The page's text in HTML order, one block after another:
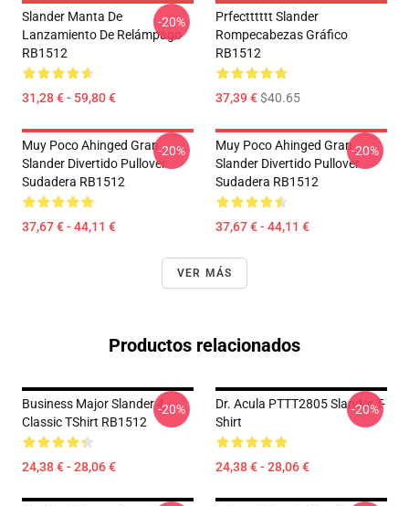
Slander Manta De
Lanzamiento De Relámpago
RB1512
31,28 € - 59,80 €
-20%
Prfectttttt Slander
Rompecabezas Gráfico
RB1512
37,39 €$40.65
Muy Poco Ahinged Gran
Slander Divertido Pullover
Sudadera RB1512
37,67 € - 44,11 €
-20%
Muy Poco Ahinged Gran
Slander Divertido Pullover
Sudadera RB1512
37,67 € - 44,11 €
-20%
VER MÁS
Productos relacionados
Business Major Slander 4
Classic TShirt RB1512
24,38 € - 28,06 €
-20%
Dr. Acula PTTT2805 Slander T-
Shirt
24,38 € - 28,06 €
-20%